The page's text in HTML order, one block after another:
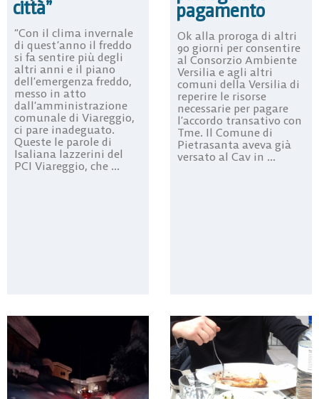
città”
“Con il clima invernale
di quest’anno il freddo
si fa sentire più degli
altri anni e il piano
dell’emergenza freddo,
messo in atto
dall’amministrazione
comunale di Viareggio,
ci pare inadeguato.
Queste le parole di
Isaliana lazzerini del
PCI Viareggio, che ...
pagamento
Ok alla proroga di altri
90 giorni per consentire
al Consorzio Ambiente
Versilia e agli altri
comuni della Versilia di
reperire le risorse
necessarie per pagare
l’accordo transativo con
Tme. Il Comune di
Pietrasanta aveva già
versato al Cav in ...